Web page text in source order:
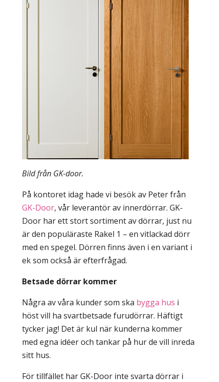
Bild från GK-door.
På kontoret idag hade vi besök av Peter från
GK-Door, vår leverantör av innerdörrar. GK-
Door har ett stort sortiment av dörrar, just nu
är den populäraste Rakel 1 – en vitlackad dörr
med en spegel. Dörren finns även i en variant i
ek som också är efterfrågad.
Betsade dörrar kommer
Några av våra kunder som ska bygga hus i
höst vill ha svartbetsade furudörrar. Häftigt
tycker jag! Det är kul när kunderna kommer
med egna idéer och tankar på hur de vill inreda
sitt hus.
För tillfället har GK-Door inte svarta dörrar i